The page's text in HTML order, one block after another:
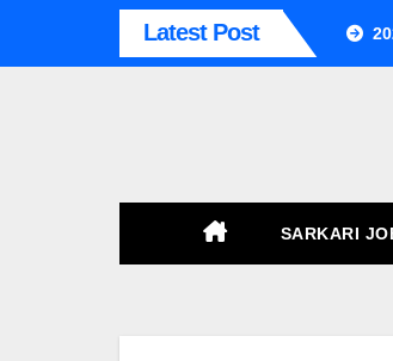
Latest Post
SARKARI